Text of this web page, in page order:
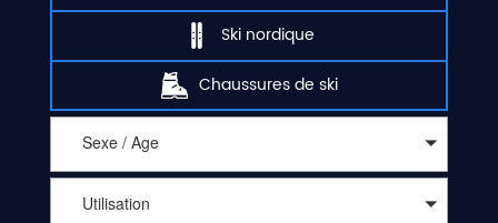
Ski nordique
Chaussures de ski
Sexe / Age
Utilisation